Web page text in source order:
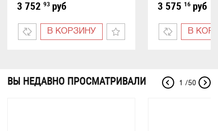
3 752 93 руб
В КОРЗИНУ
3 575 16 руб
В
ВЫ НЕДАВНО ПРОСМАТРИВАЛИ /50
1